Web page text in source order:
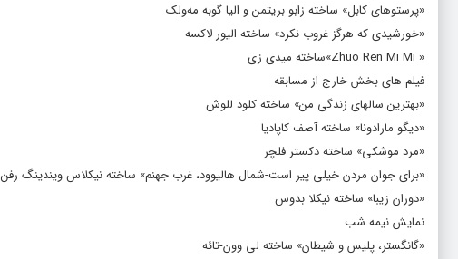
«پرستوهای کابل» ساخته زابو بریتمن و الیا گوبه مه‌ولک
«خورشیدی که هرگز غروب نکرد» ساخته الیور لاکسه
« Zhuo Ren Mi Mi»ساخته میدی زی
فیلم های بخش خارج از مسابقه
«بهترین سالهای زندگی من» ساخته کلود للوش
«دیگو مارادونا» ساخته آصف کاپادیا
«مرد موشکی» ساخته دکستر فلچر
«برای جوان مردن خیلی پیر است-شمال هالیوود، غرب جهنم» ساخته نیکلاس ویندینگ رفن
«دوران زیبا» ساخته نیکلا بدوس
نمایش نیمه شب
«گانگستر، پلیس و شیطان» ساخته لی وون-تائه